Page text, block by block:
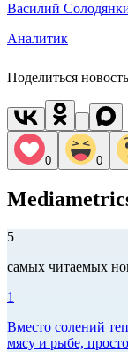
Василий
Аналитик
Поделиться
0 0
5
самых читаемых
1
Вместо солений
мясу и рыбе,